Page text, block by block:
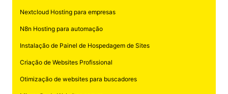
Nextcloud Hosting para empresas
N8n Hosting para automação
Instalação de Painel de Hospedagem de Sites
Criação de Websites Profissional
Otimização de websites para buscadores